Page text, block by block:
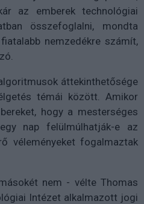
az emberek technológiai
összefoglalni, mondta
nemzedékre számít,
áttekinthetősége
témái között. Amikor
hogy a mesterséges
nap felülmúlhatják-e az
véleményeket fogalmaztak
nem - vélte Thomas
Intézet alkalmazott jogi